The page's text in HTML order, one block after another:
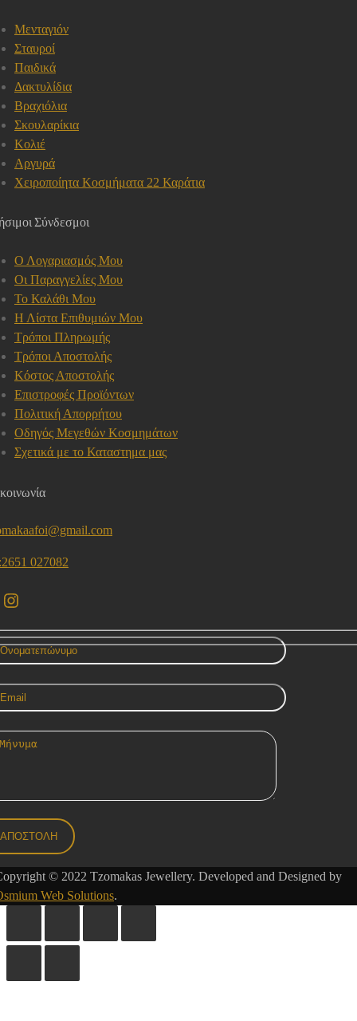
Μενταγιόν
Σταυροί
Παιδικά
Δακτυλίδια
Βραχιόλια
Σκουλαρίκια
Κολιέ
Αργυρά
Χειροποίητα Κοσμήματα 22 Καράτια
Σύνδεσμοι
Ο Λογαριασμός Μου
Οι Παραγγελίες Μου
Το Καλάθι Μου
Η Λίστα Επιθυμιών Μου
Τρόποι Πληρωμής
Τρόποι Αποστολής
Κόστος Αποστολής
Επιστροφές Προϊόντων
Πολιτική Απορρήτου
Οδηγός Μεγεθών Κοσμημάτων
Σχετικά με το Καταστημα μας
027082
Instagram
© 2022 Tzomakas Jewellery. Developed and Designed by
Web Solutions.